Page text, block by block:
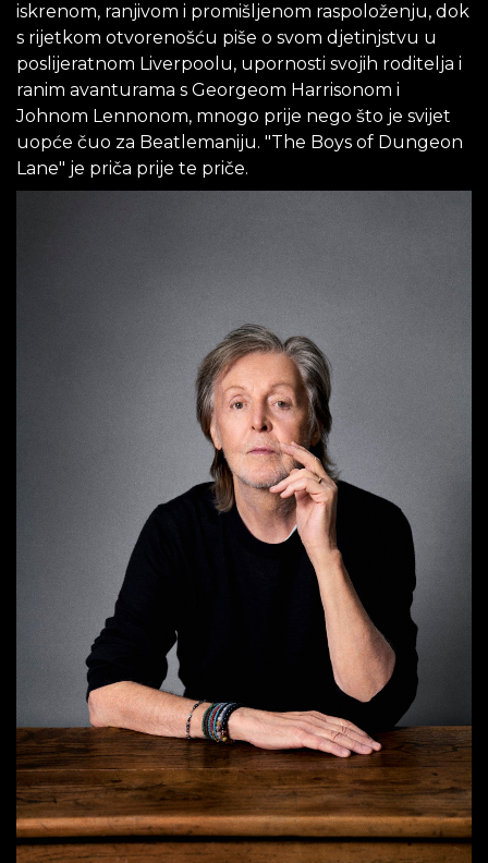
iskrenom, ranjivom i promišljenom raspoloženju, dok
s rijetkom otvorenošću piše o svom djetinjstvu u
poslijeratnom Liverpoolu, upornosti svojih roditelja i
ranim avanturama s Georgeom Harrisonom i
Johnom Lennonom, mnogo prije nego što je svijet
uopće čuo za Beatlemaniju. "The Boys of Dungeon
Lane" je priča prije te priče.